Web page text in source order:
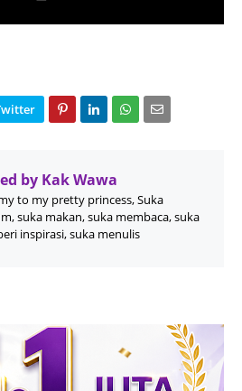
by Kak Wawa
to my pretty princess, Suka
suka makan, suka membaca, suka
inspirasi, suka menulis